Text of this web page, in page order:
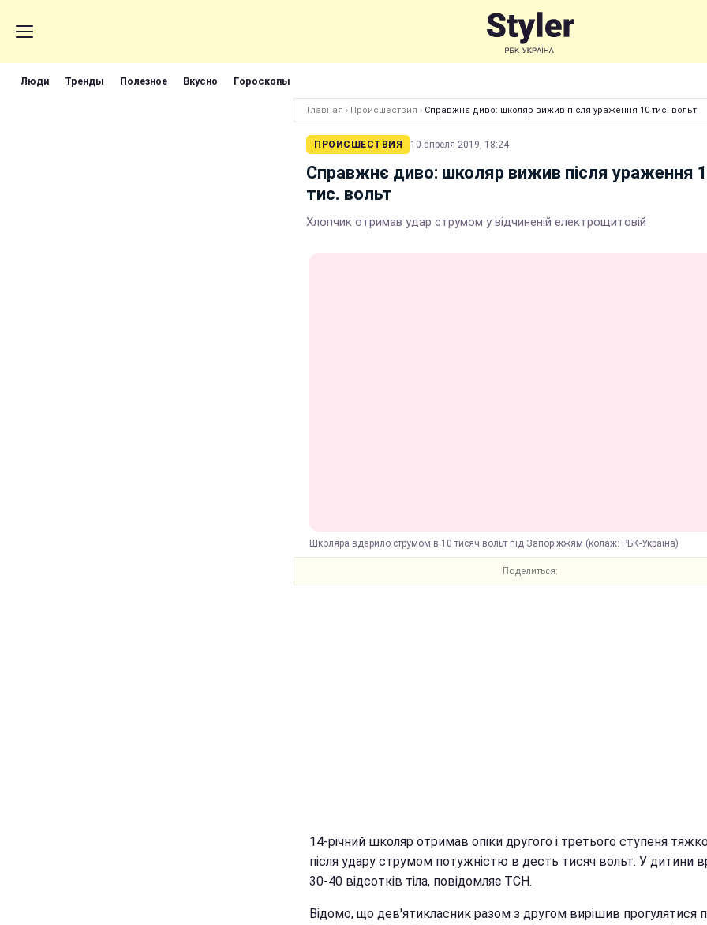
Люди Тренды Полезное Вкусно Гороскопы
Главная › Происшествия › Справжнє диво: школяр вижив після ураження 10 тис. вольт
ПРОИСШЕСТВИЯ 10 апреля 2019, 18:24
Справжнє диво: школяр вижив після ураження
тис. вольт
Хлопчик отримав удар струмом у відчиненій електрощитовій
Школяра вдарило струмом в 10 тисяч вольт під Запоріжжям (колаж: РБК-Україна)
Поделиться:
14-річний школяр отримав опіки другого і третього ступеня
після удару струмом потужністю в десть тисяч вольт. У дитини
30-40 відсотків тіла, повідомляє ТСН.
Відомо, що дев'ятикласник разом з другом вирішив прогулятися